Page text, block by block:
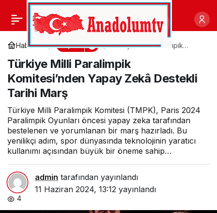
Haberler Spor
Türkiye Milli Paralimpik
Destekli Tarihi Marş
Türkiye Milli Paralimpik
Komitesi’nden Yapay Zekâ Destekli
Tarihi Marş
Türkiye Milli Paralimpik Komitesi (TMPK), Paris 2024
Paralimpik Oyunları öncesi yapay zeka tarafından
bestelenen ve yorumlanan bir marş hazırladı. Bu
yenilikçi adım, spor dünyasında teknolojinin yaratıcı
kullanımı açısından büyük bir öneme sahip…
admin tarafından yayınlandı
11 Haziran 2024, 13:12 yayınlandı
4
Bucalı millî yüzücü
Bulgaristan’dan altın
madalya ile döndü
Paylaş